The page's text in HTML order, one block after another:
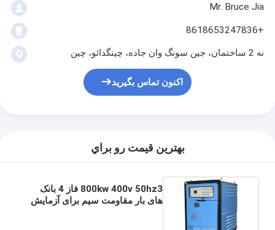
Mr. Bruce Jia
+8618653247836
نه 2 ساختمان، جین سونگ وان جاده، چینگدائو، چین
اکنون تماس بگیرید
بهترين قيمت رو براي
800kw 400v 50hz3 فاز 4 بانک
های بار مقاومت سیم برای آزمایش